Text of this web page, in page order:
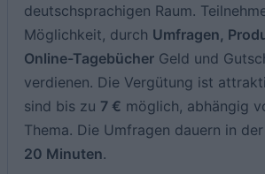
deutschsprachigen Raum.
Möglichkeit, durch Umfragen,
Online-Tagebücher Geld und
verdienen. Die Vergütung ist
sind bis zu 7 € möglich, abhängig
Thema. Die Umfragen dauern in
20 Minuten.